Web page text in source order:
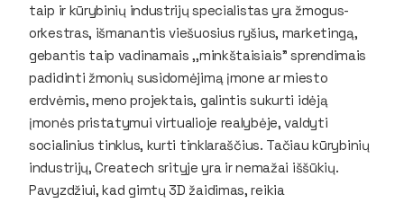
taip ir kūrybinių industrijų specialistas yra žmogus-
orkestras, išmanantis viešuosius ryšius, marketingą,
gebantis taip vadinamais ,,minkštaisiais” sprendimais
padidinti žmonių susidomėjimą įmone ar miesto
erdvėmis, meno projektais, galintis sukurti idėją
įmonės pristatymui virtualioje realybėje, valdyti
socialinius tinklus, kurti tinklaraščius. Tačiau kūrybinių
industrijų,Createch srityje yra ir nemažai iššūkių.
Pavyzdžiui, kad gimtų 3D žaidimas, reikia